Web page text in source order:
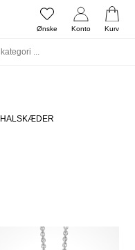
Ønske Konto Kurv
HALSKÆDER